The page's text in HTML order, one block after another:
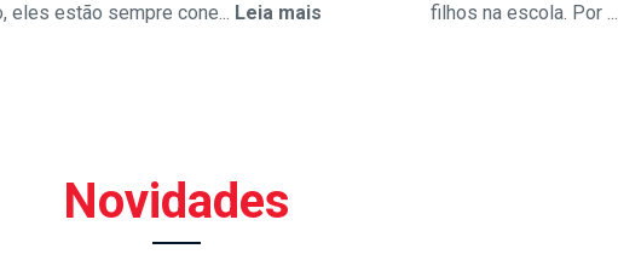
eles estão sempre cone... Leia mais
filhos na escola. Por ...
Novidades